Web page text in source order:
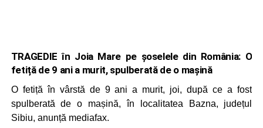
TRAGEDIE în Joia Mare pe șoselele din România: O
fetiță de 9 ani a murit, spulberată de o mașină
O fetiță în vârstă de 9 ani a murit, joi, după ce a fost
spulberată de o mașină, în localitatea Bazna, județul
Sibiu, anunță mediafax.